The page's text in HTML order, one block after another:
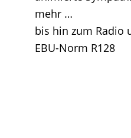
mehr …
bis hin zum Radio
EBU-Norm R128